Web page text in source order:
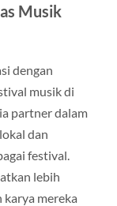
Musik
dengan
musik di
partner dalam
dan
festival.
lebih
karya mereka